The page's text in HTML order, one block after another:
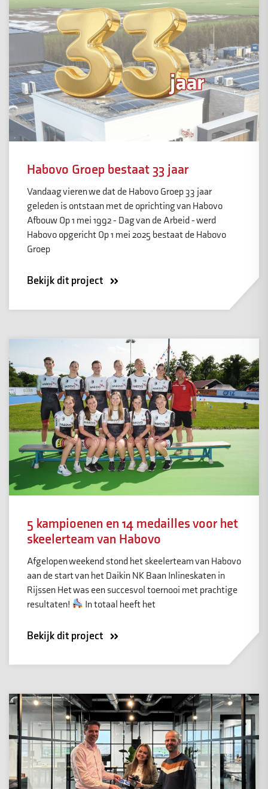
Habovo Groep bestaat 33 jaar
Vandaag vieren we dat de Habovo Groep 33 jaar
geleden is ontstaan met de oprichting van Habovo
Afbouw Op 1 mei 1992 - Dag van de Arbeid - werd
Habovo opgericht Op 1 mei 2025 bestaat de Habovo
Groep
Bekijk dit project
5 kampioenen en 14 medailles voor het
skeelerteam van Habovo
Afgelopen weekend stond het skeelerteam van Habovo
aan de start van het Daikin NK Baan Inlineskaten in
Rijssen Het was een succesvol toernooi met prachtige
resultaten!
In totaal heeft het
Bekijk dit project